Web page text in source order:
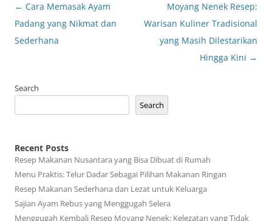
Post
navigation
← Cara Memasak Ayam
Padang yang Nikmat dan
Sederhana
Moyang Nenek Resep:
Warisan Kuliner Tradisional
yang Masih Dilestarikan
Hingga Kini →
Search
Search
Recent Posts
Resep Makanan Nusantara yang Bisa Dibuat di Rumah
Menu Praktis: Telur Dadar Sebagai Pilihan Makanan Ringan
Resep Makanan Sederhana dan Lezat untuk Keluarga
Sajian Ayam Rebus yang Menggugah Selera
Menggugah Kembali Resep Moyang Nenek: Kelezatan yang Tidak